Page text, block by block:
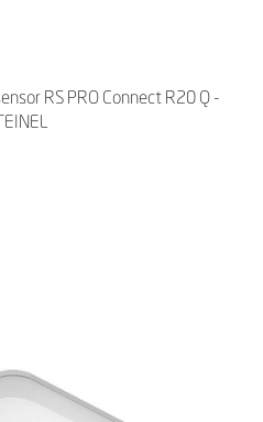
RS PRO Connect R20 Q -